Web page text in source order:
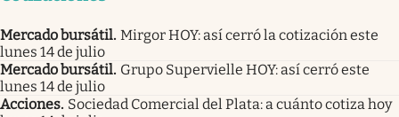
Mercado bursátil. Mirgor HOY: así cerró la cotización este
lunes 14 de julio
Mercado bursátil. Grupo Supervielle HOY: así cerró este
lunes 14 de julio
Acciones. Sociedad Comercial del Plata: a cuánto cotiza hoy